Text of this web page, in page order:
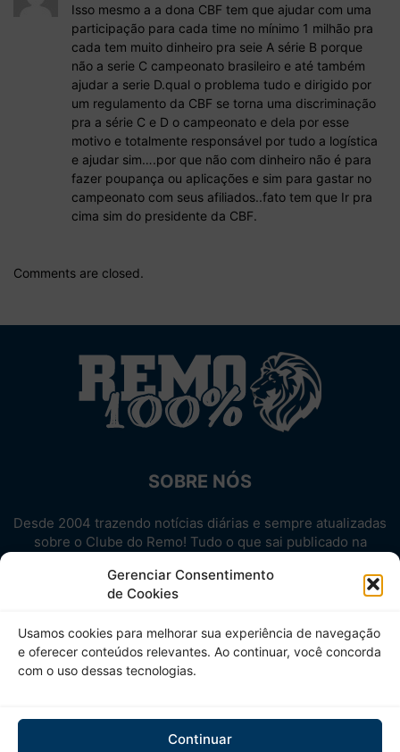
Gerenciar Consentimento
de Cookies
Usamos cookies para melhorar sua experiência de navegação
e oferecer conteúdos relevantes. Ao continuar, você concorda
com o uso dessas tecnologias.
Continuar
Isso mesmo a a dona CBF tem que ajudar com uma
participação para cada time no mínimo 1 milhão pra
cada tem muito dinheiro pra seie A série B porque
não a serie C campeonato brasileiro e até também
ajudar a serie D.qual o problema tudo e dirigido por
um regulamento da CBF se torna uma discriminação
pra a série C e D o campeonato e dela por esse
motivo e totalmente responsável por tudo a logística
e ajudar sim….por que não com dinheiro não é para
fazer poupança ou aplicações e sim para gastar no
campeonato com seus afiliados..fato tem que Ir pra
cima sim do presidente da CBF.
Comments are closed.
SOBRE NÓS
Desde 2004 trazendo notícias diárias e sempre atualizadas
sobre o Clube do Remo! Tudo o que sai publicado na
Aproveite! Site não-oficial.
SIGA-NOS